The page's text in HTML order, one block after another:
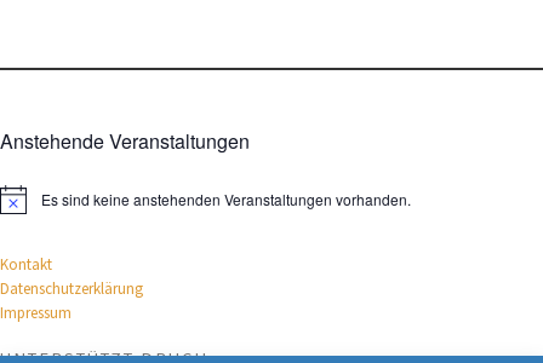
Anstehende Veranstaltungen
H
w
e
i
s
Es sind keine anstehenden Veranstaltungen vorhanden.
Kontakt
Datenschutz­erklärung
Impressum
UNTERSTÜTZT DRUCH: